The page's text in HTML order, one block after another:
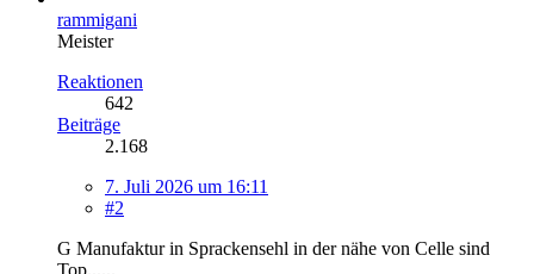
rammigani
Meister
Reaktionen
642
Beiträge
2.168
7. Juli 2026 um 16:11
#2
G Manufaktur in Sprackensehl in der nähe von Celle sind
Top......